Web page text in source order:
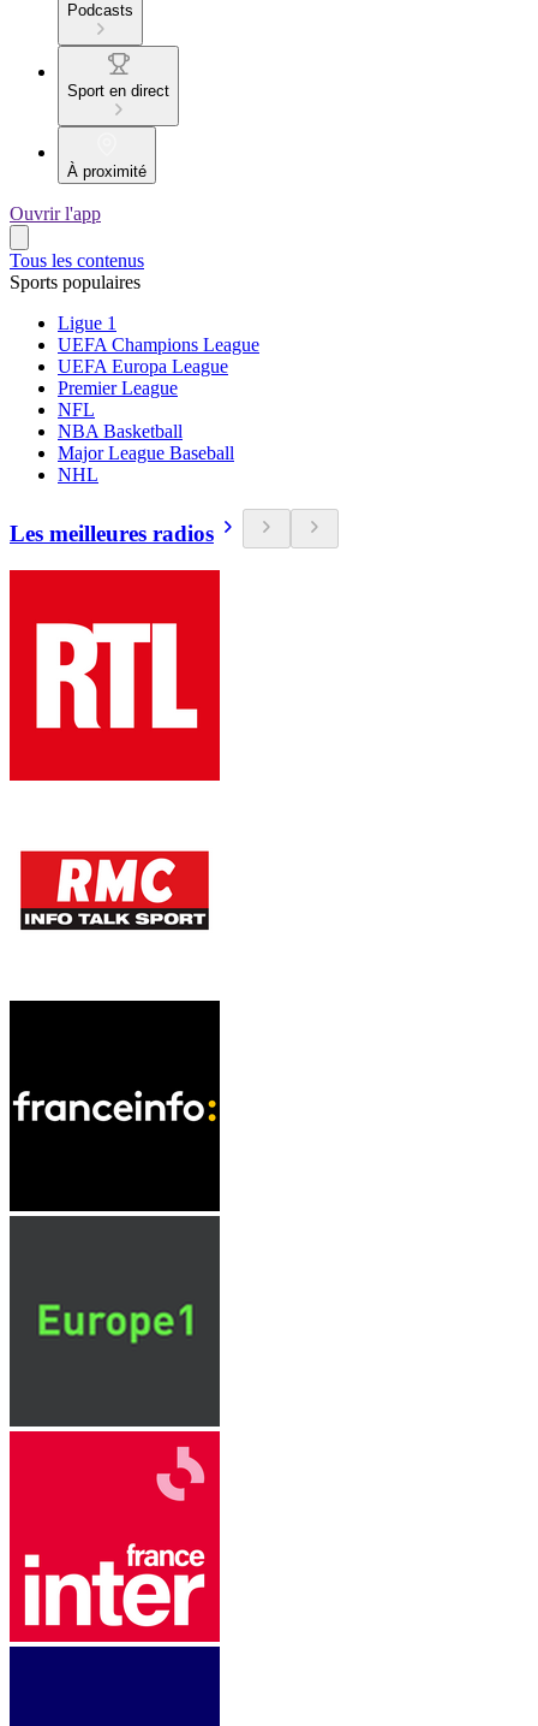
Podcasts
Sport en direct
À proximité
Ouvrir l'app
Tous les contenus
Sports populaires
Ligue 1
UEFA Champions League
UEFA Europa League
Premier League
NFL
NBA Basketball
Major League Baseball
NHL
Les meilleures radios